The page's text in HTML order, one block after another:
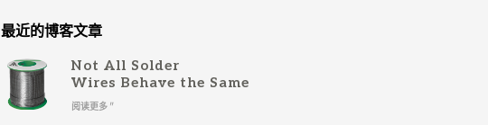
i
n
o
k
-
f
e
r
e
最近的博客文章
Not All Solder
Wires Behave the Same
阅读更多 "